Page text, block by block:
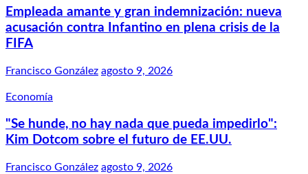
Empleada amante y gran indemnización: nueva
acusación contra Infantino en plena crisis de la
FIFA
Francisco González agosto 9, 2026
Economía
"Se hunde, no hay nada que pueda impedirlo":
Kim Dotcom sobre el futuro de EE.UU.
Francisco González agosto 9, 2026